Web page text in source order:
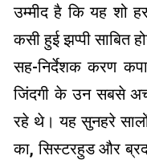
उम्मीद है कि यह शो
कसी हुई झप्पी साबित
सह-निर्देशक करण
जिंदगी के उन सबसे
रहे थे। यह सुनहरे सालों
का, सिस्टरहुड और